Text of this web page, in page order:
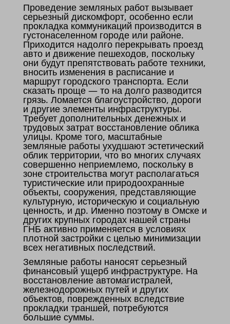
Проведение земляных работ вызывает
серьезный дискомфорт, особенно если
прокладка коммуникаций производится в
густонаселенном городе или районе.
Приходится надолго перекрывать проезд
авто и движение пешеходов, поскольку
они будут препятствовать работе техники,
вносить изменения в расписание и
маршрут городского транспорта. Если
сказать проще — то на долго разводится
грязь. Ломается благоустройство, дороги
и другие элементы инфраструктуры.
Требует дополнительных денежных и
трудовых затрат восстановление облика
улицы. Кроме того, масштабные
земляные работы ухудшают эстетический
облик территории, что во многих случаях
совершенно неприемлемо, поскольку в
зоне строительства могут располагаться
туристические или природоохранные
объекты, сооружения, представляющие
культурную, историческую и социальную
ценность, и др. Именно поэтому в Омске и
других крупных городах нашей страны
ГНБ активно применяется в условиях
плотной застройки с целью минимизации
всех негативных последствий.
Земляные работы наносят серьезный
финансовый ущерб инфраструктуре. На
восстановление автомагистралей,
железнодорожных путей и других
объектов, поврежденных вследствие
прокладки траншей, потребуются
большие суммы.